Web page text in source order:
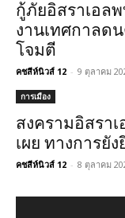
กู้ภัยอิสราเอล
งานเทศกาลด
โจมตี
คชสีห์นิวส์ 12 - 9 ตุลาคม
การเมือง
สงครามอิสรา
เผย ทางการยั
คชสีห์นิวส์ 12 - 8 ตุลาคม